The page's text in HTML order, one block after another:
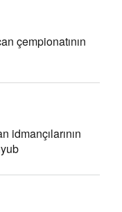
çempionatının
idmançılarının